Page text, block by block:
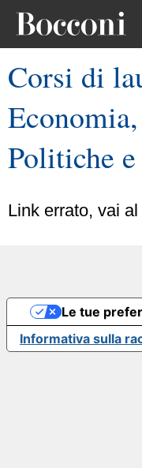
Corsi di
Politiche
Link errato, vai al
Informativa sulla
Le tue